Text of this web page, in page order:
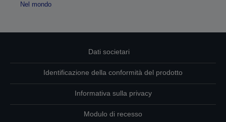
Nel mondo
Dati societari
Identificazione della conformità del prodotto
Informativa sulla privacy
Modulo di recesso